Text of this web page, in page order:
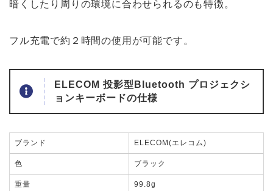
暗くしたり周りの環境に合わせられるのも特徴。
フル充電で約２時間の使用が可能です。
ELECOM 投影型Bluetooth プロジェクシ
ョンキーボードの仕様
ブランド ELECOM(エレコム)
色 ブラック
重量 99.8g